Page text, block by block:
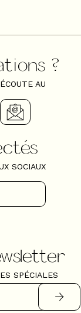
?
AU
SOCIAUX
SPÉCIALES